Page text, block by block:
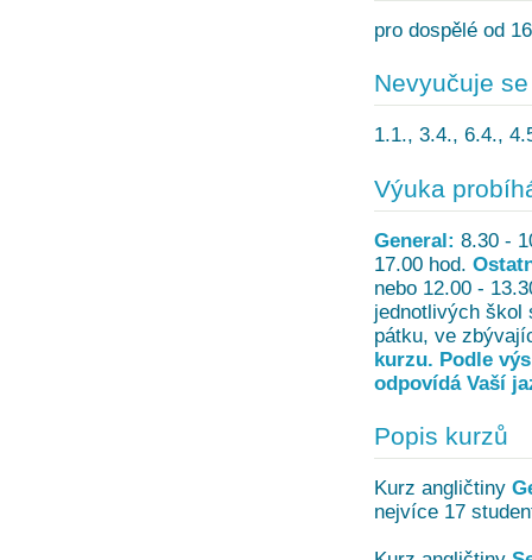
pro dospělé od
Nevyučuje se
1.1., 3.4., 6.4.,
Výuka
General: 8.30 -
17.00 hod.
nebo 12.00 -
jednotlivých škol
pátku, ve
kurzu. Podle
odpovídá Vaší
Popis kurzů
Kurz angličtiny
nejvíce 17